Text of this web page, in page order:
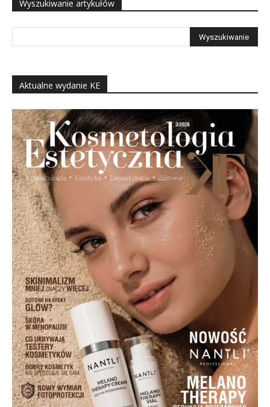
Wyszukiwanie artykułów
Aktualne wydanie KE